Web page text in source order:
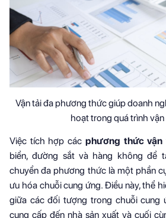
Vận tải đa phương thức giúp doanh
hoạt trong quá trình
Việc tích hợp các phương thức
biển, đường sắt và hàng không để
chuyển đa phương thức là một phần
ưu hóa chuỗi cung ứng. Điều này, thể
giữa các đối tượng trong chuỗi cung
cung cấp đến nhà sản xuất và cuối